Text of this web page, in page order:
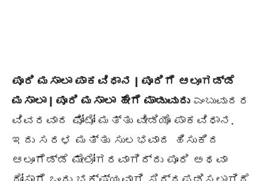
ಪೂರಿ ಮಸಾಲಾ ಪಾಕವಿಧಾನ | ಪೂರಿಗೆ ಆಲೂಗಡ್ಡೆ
ಮಸಾಲಾ | ಪೂರಿ ಮಸಾಲಾ ಹೇಗೆ ಮಾಡುವುದುಎಂಬುವುದರ
ವಿವರವಾದ ಫೋಟೋ ಮತ್ತು ವೀಡಿಯೊ ಪಾಕವಿಧಾನ.
ಇದು ಸರಳ ಮತ್ತು ಸುಲಭವಾದ ಹಿಸುಕಿದ
ಆಲೂಗೆಡ್ಡೆ ಮೇಲೋಗರವಾಗಿದ್ದು ಪೂರಿ ಅಥವಾ